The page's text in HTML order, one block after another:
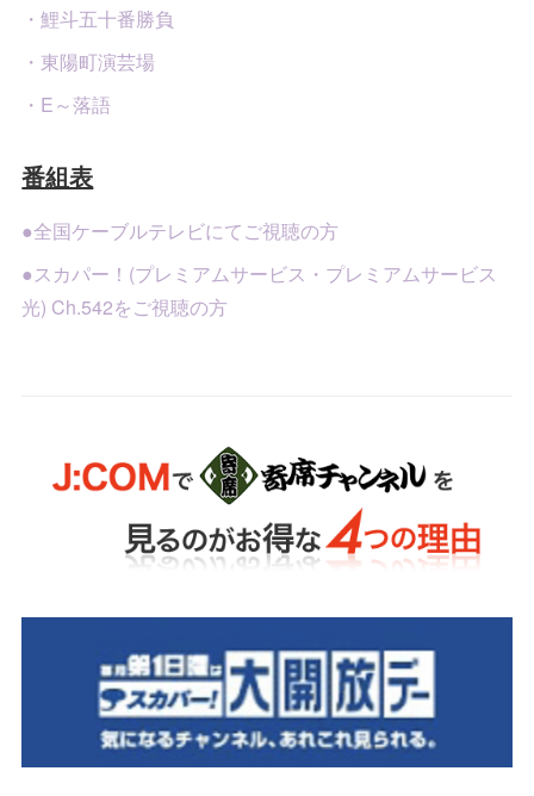
・鯉斗五十番勝負
・東陽町演芸場
・E～落語
番組表
●全国ケーブルテレビにてご視聴の方
●スカパー！(プレミアムサービス・プレミアムサービス
光) Ch.542をご視聴の方